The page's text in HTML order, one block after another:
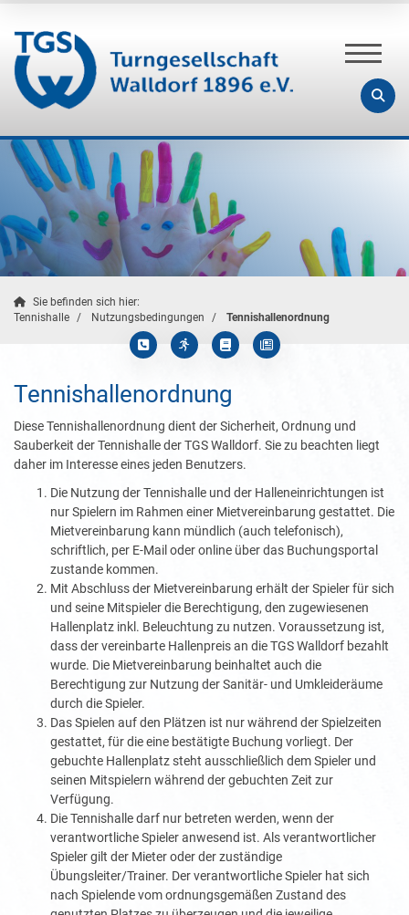
Sie befinden sich hier:
Tennishalle
Nutzungsbedingungen Tennishallenordnung
Tennishallenordnung
Diese Tennishallenordnung dient der Sicherheit, Ordnung und
Sauberkeit der Tennishalle der TGS Walldorf. Sie zu beachten liegt
daher im Interesse eines jeden Benutzers.
Die Nutzung der Tennishalle und der Halleneinrichtungen ist
nur Spielern im Rahmen einer Mietvereinbarung gestattet. Die
Mietvereinbarung kann mündlich (auch telefonisch),
schriftlich, per E-Mail oder online über das Buchungsportal
zustande kommen.
Mit Abschluss der Mietvereinbarung erhält der Spieler für sich
und seine Mitspieler die Berechtigung, den zugewiesenen
Hallenplatz inkl. Beleuchtung zu nutzen. Voraussetzung ist,
dass der vereinbarte Hallenpreis an die TGS Walldorf bezahlt
wurde. Die Mietvereinbarung beinhaltet auch die
Berechtigung zur Nutzung der Sanitär- und Umkleideräume
durch die Spieler.
Das Spielen auf den Plätzen ist nur während der Spielzeiten
gestattet, für die eine bestätigte Buchung vorliegt. Der
gebuchte Hallenplatz steht ausschließlich dem Spieler und
seinen Mitspielern während der gebuchten Zeit zur
Verfügung.
Die Tennishalle darf nur betreten werden, wenn der
verantwortliche Spieler anwesend ist. Als verantwortlicher
Spieler gilt der Mieter oder der zuständige
Übungsleiter/Trainer. Der verantwortliche Spieler hat sich
nach Spielende vom ordnungsgemäßen Zustand des